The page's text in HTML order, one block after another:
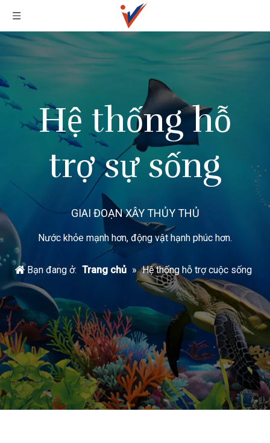
Hệ thống hỗ
trợ sự sống
GIAI ĐOẠN XÂY THỦY THỦ
Nước khỏe mạnh hơn, động vật hạnh phúc hơn.
Bạn đang ở: Trang chủ » Hệ thống hỗ trợ cuộc sống